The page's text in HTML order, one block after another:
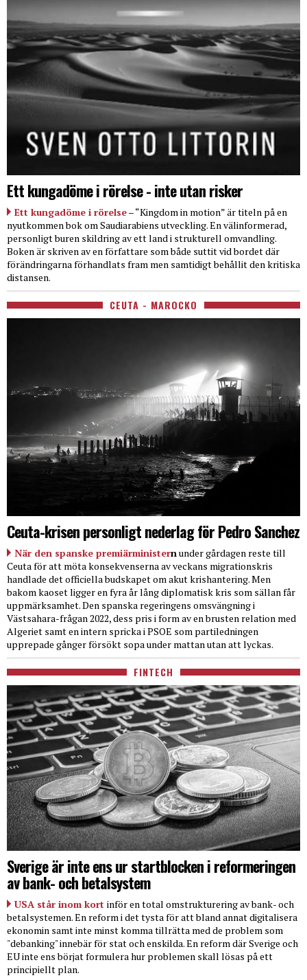
Ett kungadöme i rörelse - inte utan risker
Ett kungadöme i rörelse– “Kingdom in motion” är titeln på en
nyutkommen bok om Saudiarabiens utveckling. En välinformerad,
personligt buren skildring av ett land i strukturell omvandling.
Boken är skriven av en författare som både suttit vid bordet där
förändringarna förhandlats fram men samtidigt behållit den kritiska
distansen.
CEUTA - MAROCKO
Ceuta-krisen personligt nederlag för Pedro Sanchez
När den spanske premiärministernunder gårdagen reste till
Ceuta för att möta konsekvenserna av veckans migrationskris
handlade det officiella budskapet om akut krishantering. Men
bakom kaoset ligger en fyra år lång diplomatisk kris som sällan får
uppmärksamhet. Den spanska regeringens omsvängning i
Västsahara-frågan 2022, dess pris i form av en brusten relation med
Algeriet samt en intern spricka i PSOE som partiledningen
upprepade gånger försökt sopa under mattan utan att lyckas.
FINTECH
Sverige är inte ens ur startblocken i reformeringen
av bank- och betalsystem
USA står inom kort inför en total omstrukturering av bank- och
betalsystemen. En reform i det tysta för att bland annat digitalisera
ekonomin samt inte minst komma tillrätta med de problem som
"debanking" innebär för stat och enskilda. En reform där Sverige och
EU inte ens börjat formulera hur problemen skall lösas på ett
principiellt plan.